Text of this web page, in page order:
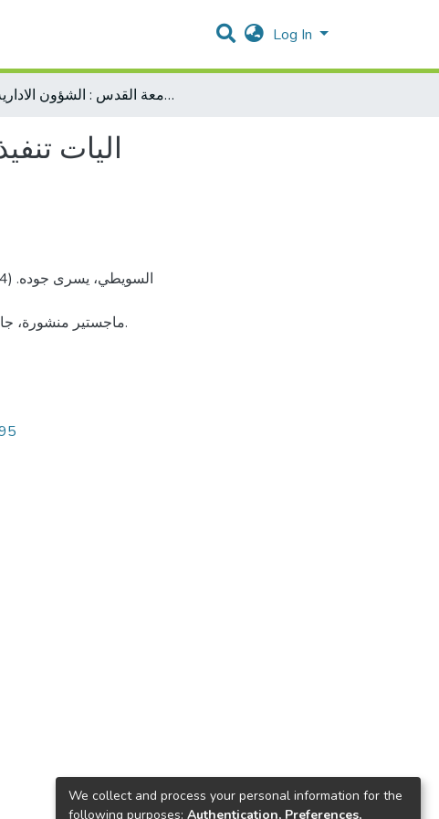
Log In
اليات تنفيذ ادارة الجودة الشاملة في جامعة القدس : الشؤون الادارية
اليات
ماجستير منشورة،
We collect and process your personal information for the
following purposes: Authentication, Preferences,